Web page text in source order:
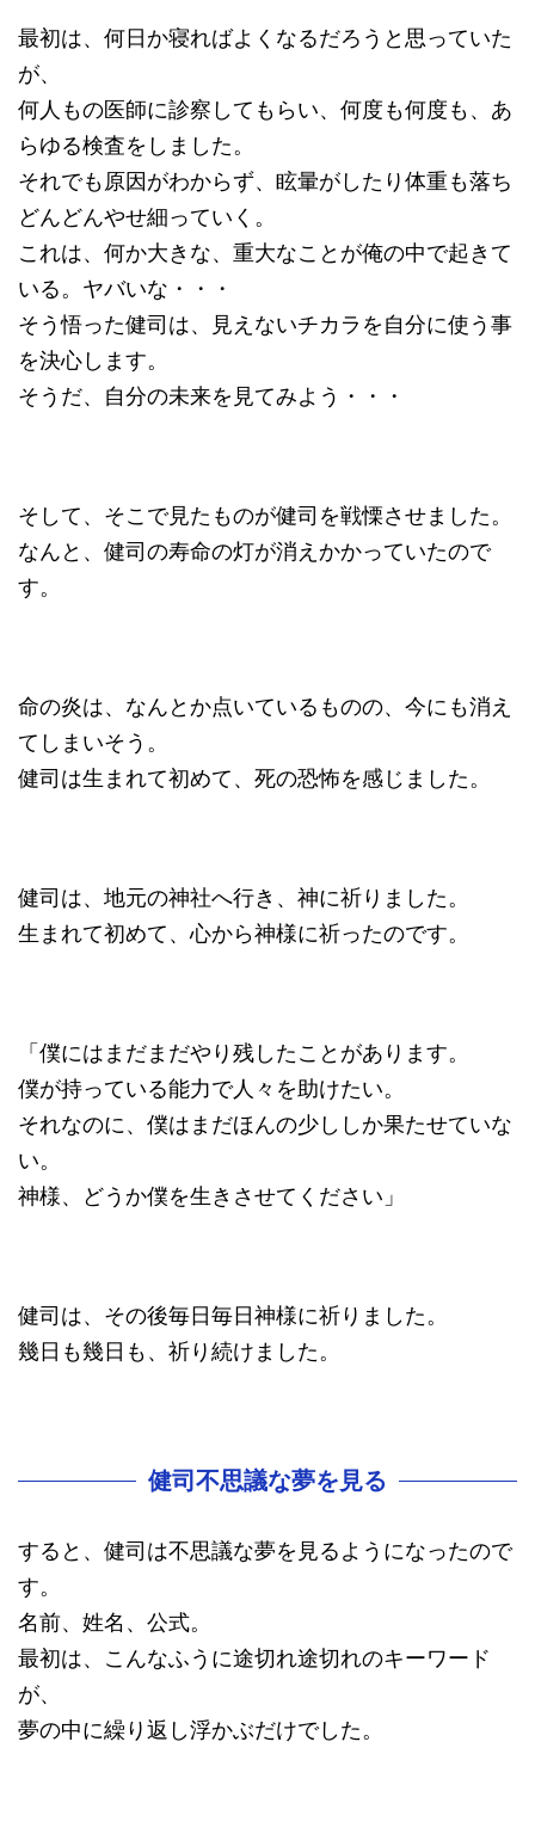
最初は、何日か寝ればよくなるだろうと思っていた
が、
何人もの医師に診察してもらい、何度も何度も、あ
らゆる検査をしました。
それでも原因がわからず、眩暈がしたり体重も落ち
どんどんやせ細っていく。
これは、何か大きな、重大なことが俺の中で起きて
いる。ヤバいな・・・
そう悟った健司は、見えないチカラを自分に使う事
を決心します。
そうだ、自分の未来を見てみよう・・・
そして、そこで見たものが健司を戦慄させました。
なんと、健司の寿命の灯が消えかかっていたので
す。
命の炎は、なんとか点いているものの、今にも消え
てしまいそう。
健司は生まれて初めて、死の恐怖を感じました。
健司は、地元の神社へ行き、神に祈りました。
生まれて初めて、心から神様に祈ったのです。
「僕にはまだまだやり残したことがあります。
僕が持っている能力で人々を助けたい。
それなのに、僕はまだほんの少ししか果たせていな
い。
神様、どうか僕を生きさせてください」
健司は、その後毎日毎日神様に祈りました。
幾日も幾日も、祈り続けました。
健司不思議な夢を見る
すると、健司は不思議な夢を見るようになったので
す。
名前、姓名、公式。
最初は、こんなふうに途切れ途切れのキーワード
が、
夢の中に繰り返し浮かぶだけでした。